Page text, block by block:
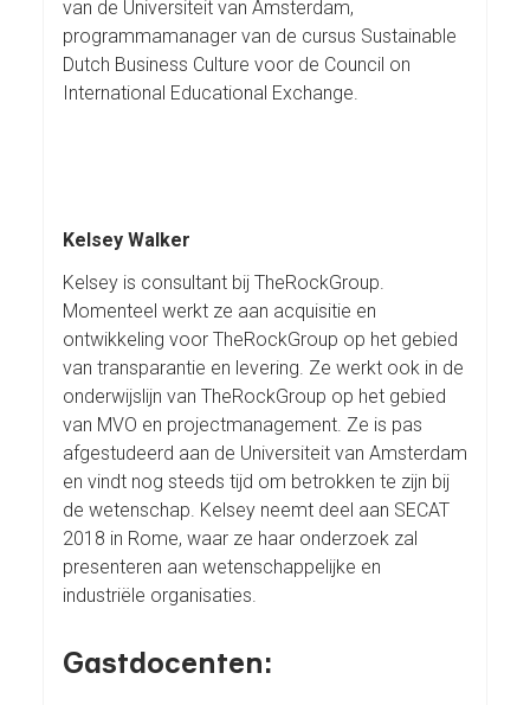
van de Universiteit van Amsterdam,
programmamanager van de cursus Sustainable
Dutch Business Culture voor de Council on
International Educational Exchange.
Kelsey Walker
Kelsey is consultant bij TheRockGroup.
Momenteel werkt ze aan acquisitie en
ontwikkeling voor TheRockGroup op het gebied
van transparantie en levering. Ze werkt ook in de
onderwijslijn van TheRockGroup op het gebied
van MVO en projectmanagement. Ze is pas
afgestudeerd aan de Universiteit van Amsterdam
en vindt nog steeds tijd om betrokken te zijn bij
de wetenschap. Kelsey neemt deel aan SECAT
2018 in Rome, waar ze haar onderzoek zal
presenteren aan wetenschappelijke en
industriële organisaties.
Gastdocenten: